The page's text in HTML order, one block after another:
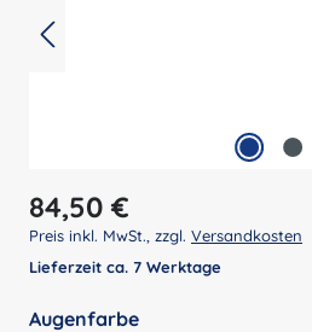
Regulärer Preis:
84,50 €
Preis inkl. MwSt., zzgl. Versandkosten
Lieferzeit ca. 7 Werktage
Augenfarbeauswählen